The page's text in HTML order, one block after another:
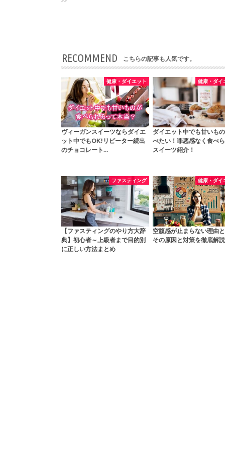
RECOMMEND こちらの記事も人気です。
健康・ダイエット
ヴィーガンスイーツならダイエ
ット中でもOK!リピーター続出
のチョコレート…
健康・ダイ
ダイエット中でも甘いも
べたい！罪悪感なく食べ
スイーツ紹介！
ファスティング
【ファスティングのやり方大辞
典】初心者～上級者まで目的別
に正しい方法まとめ
健康・ダイ
空腹感が止まらない理由
その原因と対策を徹底解説